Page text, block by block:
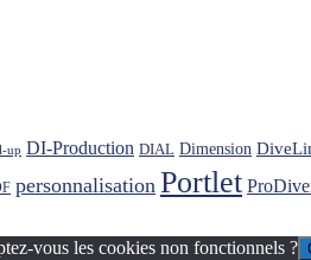
up DI-Production DIAL Dimension
personnalisation Portlet
vous les cookies non fonctionnels ?